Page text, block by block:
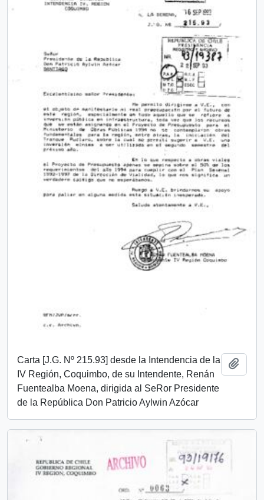
Carta [J.G. Nº 215.93] desde la Intendencia de la
IV Región, Coquimbo, de su Intendente, Renán
Fuentealba Moena, dirigida al SeRor Presidente
de la República Don Patricio Aylwin Azócar